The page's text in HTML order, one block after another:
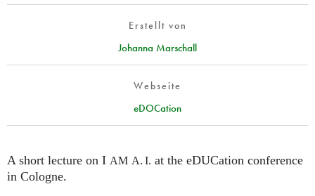
Erstellt von
Johanna Marschall
Webseite
eDOCation
A short lecture on I AM A. I. at the eDUCation conference
in Cologne.